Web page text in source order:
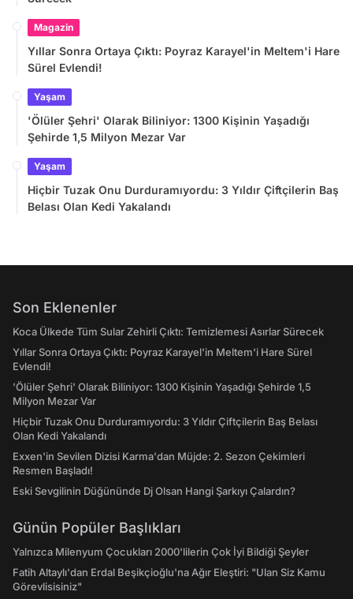
Magazin
Yıllar Sonra Ortaya Çıktı: Poyraz Karayel'in Meltem'i Hare
Sürel Evlendi!
Yaşam
'Ölüler Şehri' Olarak Biliniyor: 1300 Kişinin Yaşadığı
Şehirde 1,5 Milyon Mezar Var
Yaşam
Hiçbir Tuzak Onu Durduramıyordu: 3 Yıldır Çiftçilerin Baş
Belası Olan Kedi Yakalandı
Son Eklenenler
Koca Ülkede Tüm Sular Zehirli Çıktı: Temizlemesi Asırlar Sürecek
Yıllar Sonra Ortaya Çıktı: Poyraz Karayel'in Meltem'i Hare Sürel
Evlendi!
'Ölüler Şehri' Olarak Biliniyor: 1300 Kişinin Yaşadığı Şehirde 1,5
Milyon Mezar Var
Hiçbir Tuzak Onu Durduramıyordu: 3 Yıldır Çiftçilerin Baş Belası
Olan Kedi Yakalandı
Exxen'in Sevilen Dizisi Karma'dan Müjde: 2. Sezon Çekimleri
Resmen Başladı!
Eski Sevgilinin Düğününde Dj Olsan Hangi Şarkıyı Çalardın?
Günün Popüler Başlıkları
Yalnızca Milenyum Çocukları 2000'lilerin Çok İyi Bildiği Şeyler
Fatih Altaylı'dan Erdal Beşikçioğlu'na Ağır Eleştiri: "Ulan Siz Kamu
Görevlisisiniz"